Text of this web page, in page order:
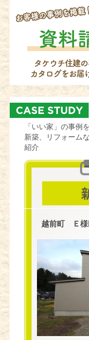
「いい家」の事例
新築、リフォーム
紹介
越前町 Ｅ様